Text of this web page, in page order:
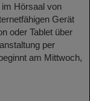
Hörsaal von
Gerät
oder Tablet über
per
am Mittwoch,